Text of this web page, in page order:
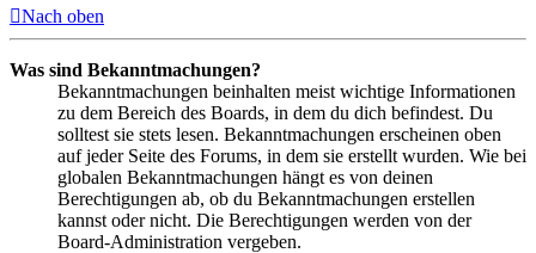
Nach oben
Was sind Bekanntmachungen?
Bekanntmachungen beinhalten meist wichtige Informationen
zu dem Bereich des Boards, in dem du dich befindest. Du
solltest sie stets lesen. Bekanntmachungen erscheinen oben
auf jeder Seite des Forums, in dem sie erstellt wurden. Wie bei
globalen Bekanntmachungen hängt es von deinen
Berechtigungen ab, ob du Bekanntmachungen erstellen
kannst oder nicht. Die Berechtigungen werden von der
Board-Administration vergeben.